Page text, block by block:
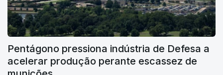
Pentágono pressiona indústria de Defesa a
acelerar produção perante escassez de